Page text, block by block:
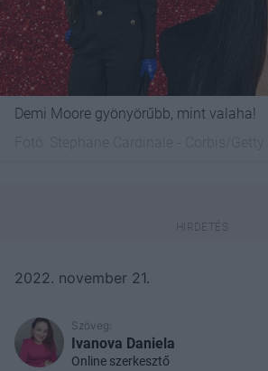
Demi Moore gyönyörűbb, mint valaha!
2022. november 21.
Szöveg:
Ivanova Daniela
Online szerkesztő